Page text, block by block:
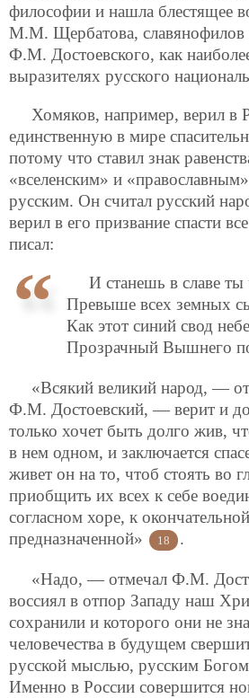
философии и нашла блестящее
М.М. Щербатова, славянофилов
Ф.М. Достоевского, как
выразителях русского
Хомяков, например, верил в
единственную в мире
потому что ставил знак
«вселенским» и
русским. Он считал русский
верил в его призвание спасти
писал:
И станешь в славе ты
Превыше всех земных
Как этот синий свод
Прозрачный Вышнего
«Всякий великий народ, —
Ф.М. Достоевский, — верит и
только хочет быть долго жив,
в нем одном, и заключается
живет он на то, чтоб стоять во
приобщить их всех к себе
согласном хоре, к
предназначенной»
18 .
«Надо, — отмечал Ф.М.
воссиял в отпор Западу наш
сохранили и которого они не
человечества в будущем
русской мыслью, русским
Именно в России совершится